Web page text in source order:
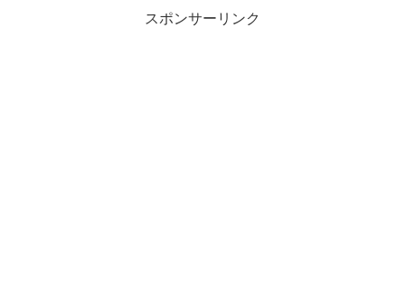
スポンサーリンク